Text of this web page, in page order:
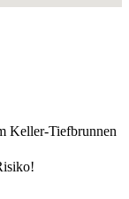
Keller-Tiefbrunnen